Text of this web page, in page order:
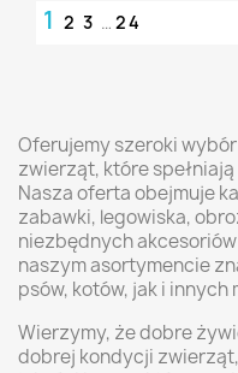
1 2 3 … 24
Oferujemy szeroki
zwierząt, które
Nasza oferta obejmuje
zabawki, legowiska,
niezbędnych
naszym asortymencie
psów, kotów, jak i
Wierzymy, że dobre
dobrej kondycji